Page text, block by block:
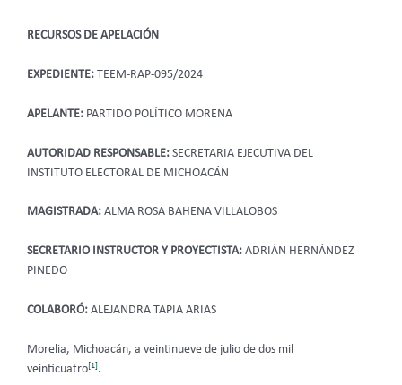
RECURSOS DE APELACIÓN
EXPEDIENTE: TEEM-RAP-095/2024
APELANTE: PARTIDO POLÍTICO MORENA
AUTORIDAD RESPONSABLE: SECRETARIA EJECUTIVA DEL
INSTITUTO ELECTORAL DE MICHOACÁN
MAGISTRADA: ALMA ROSA BAHENA VILLALOBOS
SECRETARIO INSTRUCTOR Y PROYECTISTA: ADRIÁN HERNÁNDEZ
PINEDO
COLABORÓ: ALEJANDRA TAPIA ARIAS
Morelia, Michoacán, a veintinueve de julio de dos mil
veinticuatro[1].